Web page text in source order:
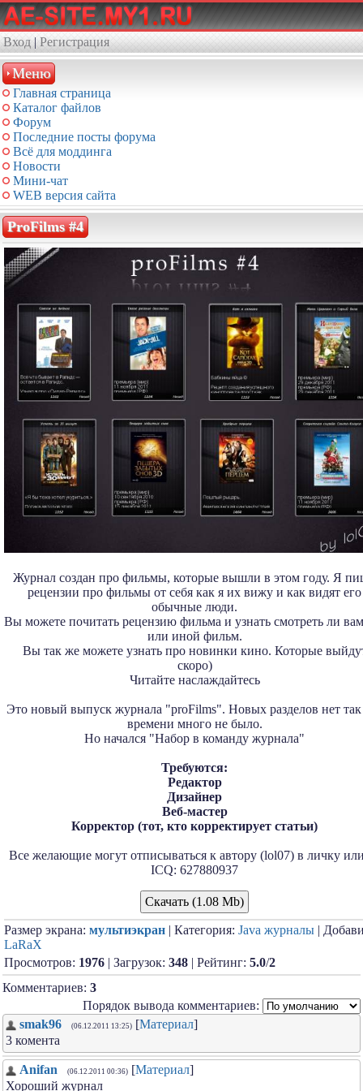
Вход | Регистрация
Меню
Главная страница
Каталог файлов
Форум
Последние посты форума
Всё для моддинга
Новости
Мини-чат
WEB версия сайта
ProFilms #4
Журнал создан про фильмы, которые вышли в этом году. Я
рецензии про фильмы от себя как я их вижу и как видят его
обычные люди.
Вы можете почитать рецензию фильма и узнать смотреть ли
или иной фильм.
Вы так же можете узнать про новинки кино. Которые
скоро)
Читайте наслаждайтесь
Это новый выпуск журнала "proFilms". Новых разделов нет так
времени много не было.
Но начался "Набор в команду журнала"
Требуются:
Редактор
Дизайнер
Веб-мастер
Корректор (тот, кто корректирует статьи)
Все желающие могут отписываться к автору (lol07) в личку
ICQ: 627880937
Скачать (1.08 Mb)
Размер экрана: мультиэкран | Категория: Java журналы |
LaRaX
Просмотров: 1976 | Загрузок: 348 | Рейтинг: 5.0/2
Комментариев: 3
Порядок вывода комментариев:
smak96
(06.12.2011 13:25) [Материал]
3 комента
Anifan (06.12.2011 00:36) [Материал]
Хороший журнал